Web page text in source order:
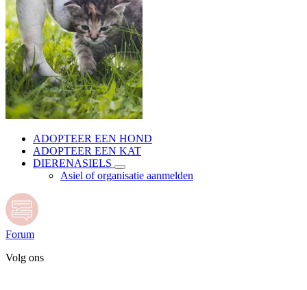
ADOPTEER EEN HOND
ADOPTEER EEN KAT
DIERENASIELS
Asiel of organisatie aanmelden
Forum
Volg ons